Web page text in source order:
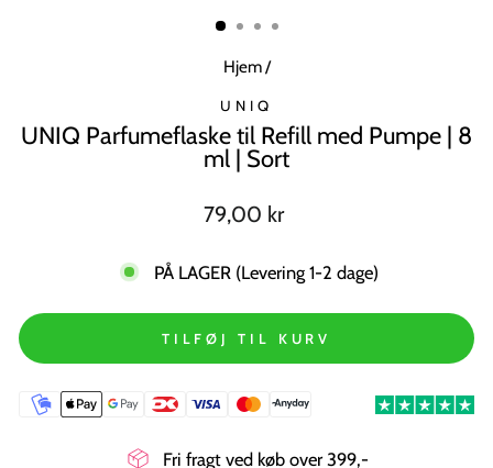
Hjem/
UNIQ
UNIQ Parfumeflaske til Refill med Pumpe | 8
ml | Sort
Normal
79,00 kr
PÅ LAGER (Levering 1-2 dage)
TILFØJ TIL KURV
Fri fragt ved køb over 399,-